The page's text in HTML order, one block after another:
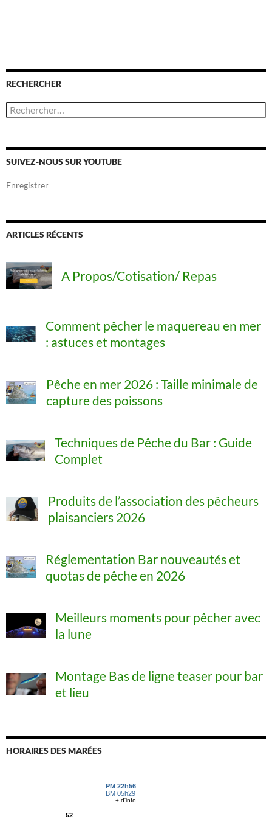
RECHERCHER
R
e
e
r
h
SUIVEZ-NOUS SUR YOUTUBE
Enregistrer
ARTICLES RÉCENTS
A Propos/Cotisation/ Repas
Comment pêcher le maquereau en mer
: astuces et montages
Pêche en mer 2026 : Taille minimale de
capture des poissons
Techniques de Pêche du Bar : Guide
Complet
Produits de l’association des pêcheurs
plaisanciers 2026
Réglementation Bar nouveautés et
quotas de pêche en 2026
Meilleurs moments pour pêcher avec
la lune
Montage Bas de ligne teaser pour bar
et lieu
HORAIRES DES MARÉES